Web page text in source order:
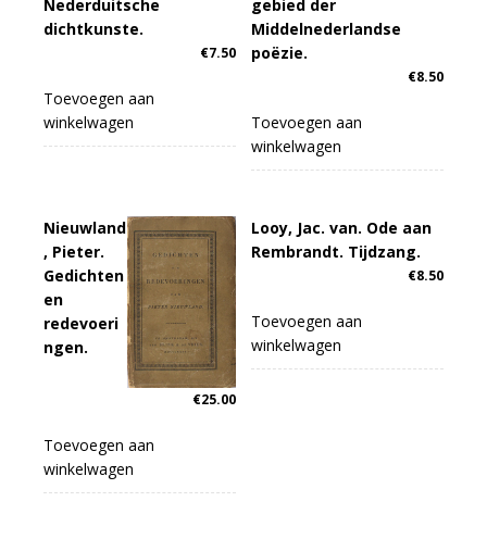
Nederduitsche
dichtkunste.
€7.50
Toevoegen aan
winkelwagen
gebied der
Middelnederlandse
poëzie.
€8.50
Toevoegen aan
winkelwagen
Nieuwland
, Pieter.
Gedichten
en
redevoeri
ngen.
€25.00
Toevoegen aan
winkelwagen
Looy, Jac. van. Ode aan
Rembrandt. Tijdzang.
€8.50
Toevoegen aan
winkelwagen